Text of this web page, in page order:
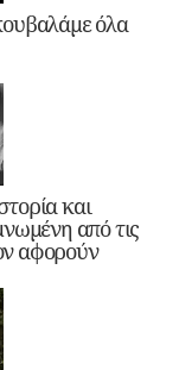
όλα
και
από τις
αφορούν